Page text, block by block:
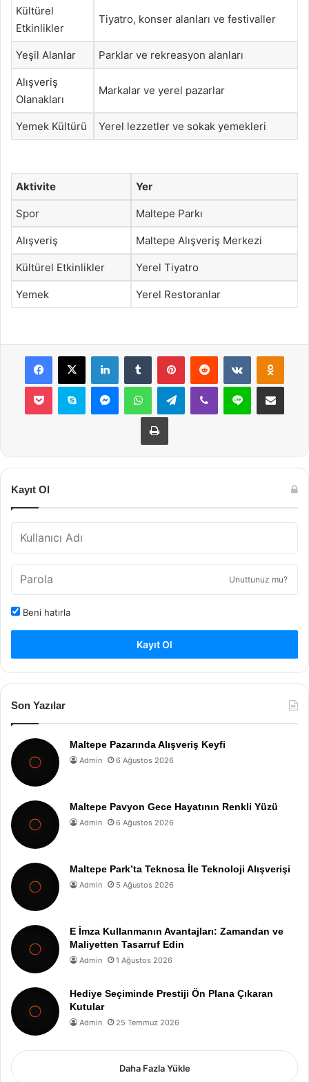
Kültürel
Etkinlikler
Tiyatro, konser alanları ve festivaller
Yeşil Alanlar Parklar ve rekreasyon alanları
Alışveriş
Olanakları
Markalar ve yerel pazarlar
Yemek Kültürü Yerel lezzetler ve sokak yemekleri
Aktivite Yer
Spor Maltepe Parkı
Alışveriş Maltepe Alışveriş Merkezi
Kültürel Etkinlikler Yerel Tiyatro
Yemek Yerel Restoranlar
Facebook
X LinkedInTumblr PinterestReddit VKontakte
Pocket Skype MessengerWhatsAppTelegramViber Line E-Posta ile
Yazdır
Kayıt Ol
Unuttunuz mu?
Beni hatırla
Kayıt Ol
Son Yazılar
Maltepe Pazarında Alışveriş Keyfi
Admin 6 Ağustos 2026
Maltepe Pavyon Gece Hayatının Renkli Yüzü
Admin 6 Ağustos 2026
Maltepe Park’ta Teknosa İle Teknoloji Alışverişi
Admin 5 Ağustos 2026
E İmza Kullanmanın Avantajları: Zamandan ve
Maliyetten Tasarruf Edin
Admin 1 Ağustos 2026
Hediye Seçiminde Prestiji Ön Plana Çıkaran
Kutular
Admin 25 Temmuz 2026
Daha Fazla Yükle